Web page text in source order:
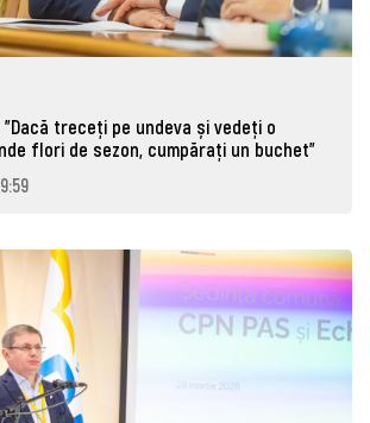
"Dacă treceți pe undeva și vedeți o
flori de sezon, cumpărați un buchet"